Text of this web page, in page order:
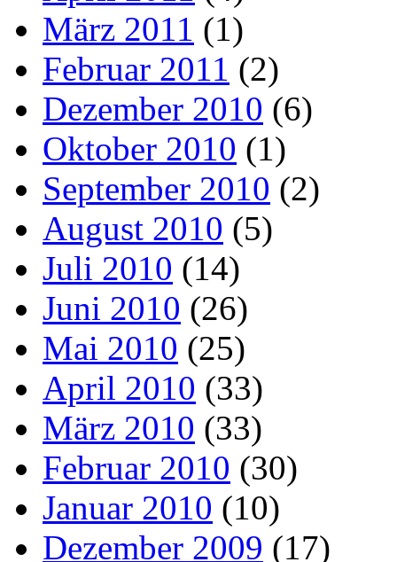
März 2011 (1)
Februar 2011 (2)
Dezember 2010 (6)
Oktober 2010 (1)
September 2010 (2)
August 2010 (5)
Juli 2010 (14)
Juni 2010 (26)
Mai 2010 (25)
April 2010 (33)
März 2010 (33)
Februar 2010 (30)
Januar 2010 (10)
Dezember 2009 (17)